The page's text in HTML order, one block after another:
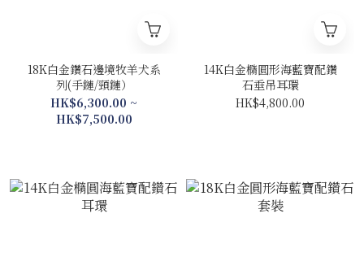
18K白金鑽石邊境牧羊犬系
列(手鏈/頸鏈）
HK$6,300.00 ~
HK$7,500.00
14K白金橢圓形海藍寶配鑽
石垂吊耳環
HK$4,800.00